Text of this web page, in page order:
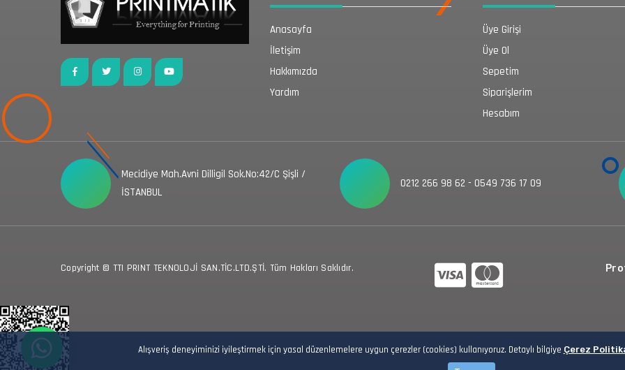
Alışveriş deneyiminizi iyileştirmek için yasal düzenlemelere uygun çerezler (cookies) kullanıyoruz. Detaylı bilgiye Çerez
Anasayfa
İletişim
Hakkımızda
Yardım
Üye Girişi
Üye Ol
Sepetim
Siparişlerim
Hesabım
Mecidiye Mah.Avni Dilligil Sok.No:42/C Şişli /
İSTANBUL
0212 266 98 62 - 0549 736 17 09
Copyright © TTI PRINT TEKNOLOJİ SAN.TİC.LTD.ŞTİ. Tüm Hakları Saklıdır.